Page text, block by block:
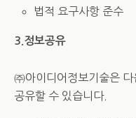
법적 요구사항 준수
3.정보공유
㈜아이디어정보기술은
공유할 수 있습니다.